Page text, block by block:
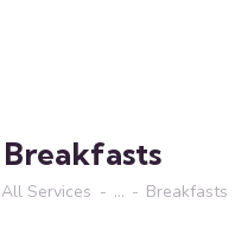
Breakfasts
All Services ... Breakfasts